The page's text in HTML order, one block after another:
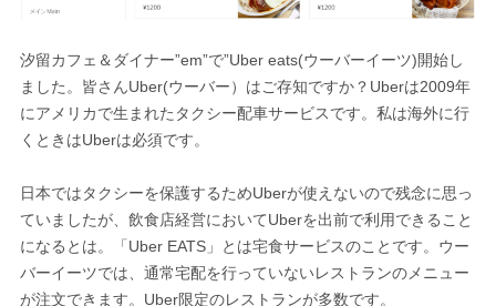
汐留カフェ＆ダイナー”em”で”Uber eats(ウーバーイーツ)開始し
ました。皆さんUber(ウーバー）はご存知ですか？Uberは2009年
にアメリカで生まれたタクシー配車サービスです。私は海外に行
くときはUberは必須です。
日本ではタクシーを保護するためUberが使えないので残念に思っ
ていましたが、飲食店経営においてUberを出前で利用できること
になるとは。「Uber EATS」とは宅食サービスのことです。ウー
バーイーツでは、通常宅配を行っていないレストランのメニュー
が注文できます。Uber限定のレストランが多数です。